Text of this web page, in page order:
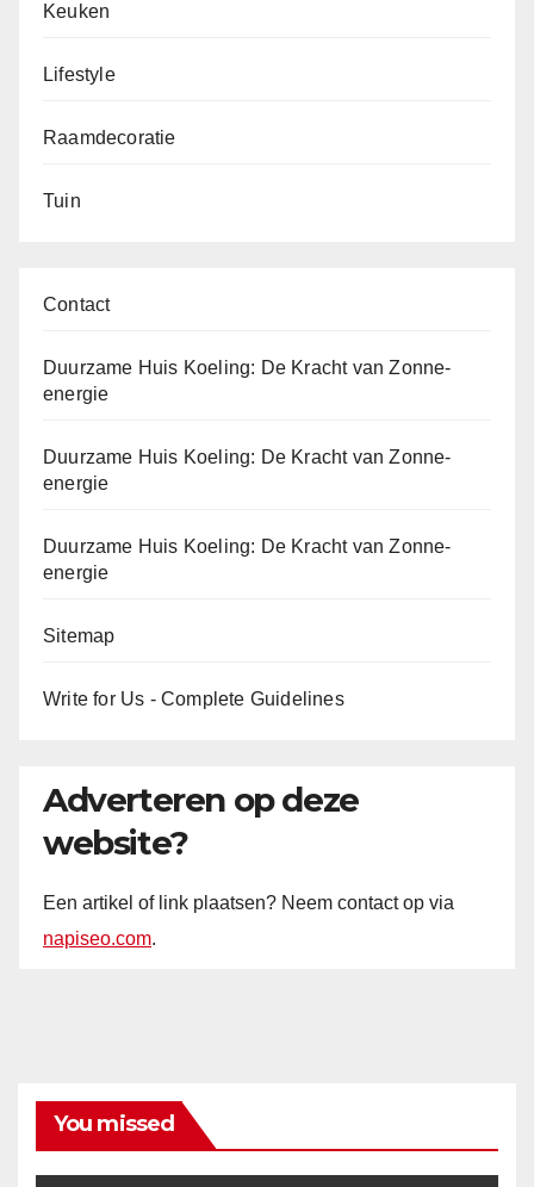
Keuken
Lifestyle
Raamdecoratie
Tuin
Contact
Duurzame Huis Koeling: De Kracht van Zonne-
energie
Duurzame Huis Koeling: De Kracht van Zonne-
energie
Duurzame Huis Koeling: De Kracht van Zonne-
energie
Sitemap
Write for Us - Complete Guidelines
Adverteren op deze
website?
Een artikel of link plaatsen? Neem contact op via
napiseo.com.
You missed